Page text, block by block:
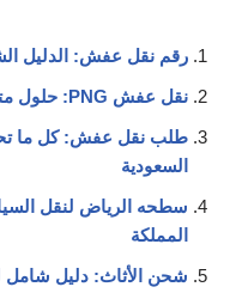
رقم نقل عفش: الدليل
نقل عفش PNG: حلول متكاملة لنقل الأثاث في السعودية
طلب نقل عفش: كل ما
السعودية
سطحه الرياض لنقل
المملكة
شحن الأثاث: دليل شامل